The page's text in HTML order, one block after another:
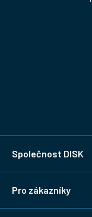
Společnost DISK
Pro zákazníky